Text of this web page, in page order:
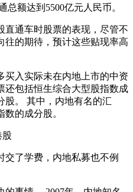
总额达到5500亿元人民币。
直通车时股票的表现，尽管不
往的期待，预计这些贴现率高
买入实际未在内地上市的中资
还包括恒生综合大型股指数成
股。 其中，内地有名的汇
的成分股。
股
交了学费，内地私募也不例